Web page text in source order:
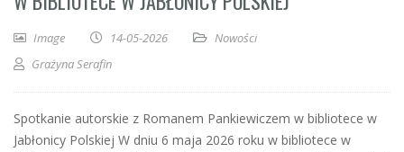
Image 14-05-2026
Nowości
Grażyna Serafin
Spotkanie autorskie z Romanem Pankiewiczem w bibliotece w
Jabłonicy Polskiej W dniu 6 maja 2026 roku w bibliotece w